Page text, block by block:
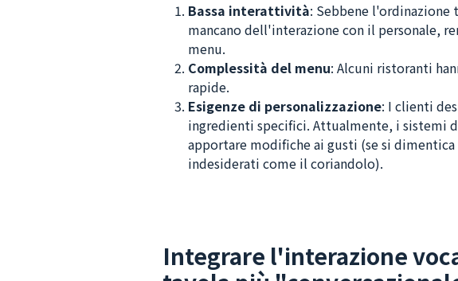
Bassa interattività: Sebbene l'ordinazione
mancano dell'interazione con il personale,
menu.
Complessità del menu: Alcuni ristoranti
rapide.
Esigenze di personalizzazione: I clienti
ingredienti specifici. Attualmente, i sistemi
apportare modifiche ai gusti (se si
indesiderati come il coriandolo).
Integrare l'interazione